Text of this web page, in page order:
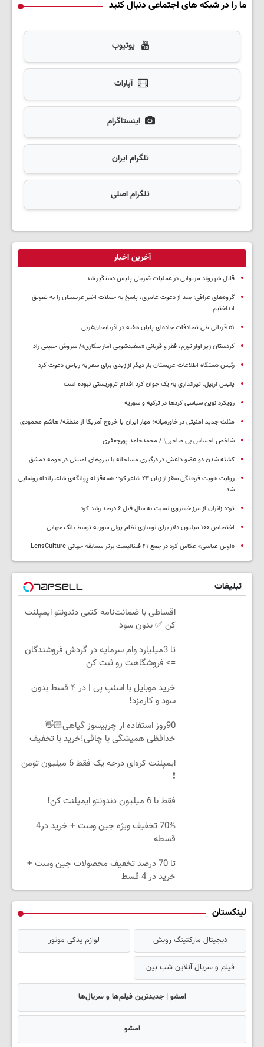
ما را در شبکه های اجتماعی دنبال کنید
یوتیوب
آپارات
اینستاگرام
تلگرام ایران
تلگرام اصلی
آخرین اخبار
قاتل شهروند مریوانی در عملیات ضربتی پلیس دستگیر شد
گروه‌های عراقی: بعد از دعوت عامری، پاسخ به حملات اخیر عربستان را به تعویق
انداختیم
٥١ قربانی طی تصادفات جاده‌ای پایان هفته در آذربایجان‌غربی
کردستان زیر آوار تورم، فقر و قربانی «سفیدشویی آمار بیکاری»/ سروش حبیبی راد
رئیس دستگاه اطلاعات عربستان بار دیگر از زیدی برای سفر به ریاض دعوت کرد
پلیس اربیل: تیراندازی به یک جوان کرد اقدام تروریستی نبوده است
رویکرد نوین سیاسی کردها در ترکیه و سوریه
مثلث جدید امنیتی در خاورمیانه؛ مهار ایران یا خروج آمریکا از منطقه/ هاشم محمودی
شاخص احساس بی صاحبی! / محمدحامد پورجعفری
کشته شدن دو عضو داعش در درگیری مسلحانه با نیروهای امنیتی در حومه دمشق
روایت هویت فرهنگی سقز از زبان ۴۴ شاعر کرد؛ «سەقز له ڕوانگەی شاعیراندا» رونمایی
شد
تردد زائران از مرز خسروی نسبت به سال قبل ۶ درصد رشد کرد
اختصاص ۱۰۰ میلیون دلار برای نوسازی نظام پولی سوریه توسط بانک جهانی
«اوین عباسی» عکاس کرد در جمع ۴۱ فینالیست برتر مسابقه جهانی LensCulture
تبلیغات
اقساطی با ضمانت‌نامه کتبی دندونتو ایمپلنت
کن ✅ بدون سود
تا 3میلیارد وام سرمایه در گردش فروشندگان
=> فروشگاهت رو ثبت کن
خرید موبایل با اسنپ پی | در ۴ قسط بدون
سود و کارمزد!
90روز استفاده از چربیسوز گیاهی👋🏻
خدافظی همیشگی با چاقی!خرید با تخفیف
ایمپلنت کره‌ای درجه یک فقط 6 میلیون تومن
❗
فقط با 6 میلیون دندونتو ایمپلنت کن!
70% تخفیف ویژه جین وست + خرید در4
قسطه
تا 70 درصد تخفیف محصولات جین وست +
خرید در 4 قسط
لینکستان
دیجیتال مارکتینگ رویش لوازم یدکی موتور
فیلم و سریال آنلاین شب بین
امشو | جدیدترین فیلم‌ها و سریال‌ها
امشو